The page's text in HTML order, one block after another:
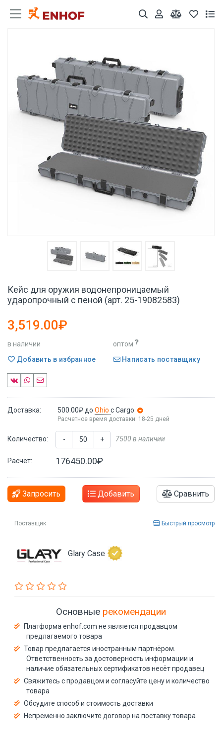
Кейс для оружия водонепроницаемый
ударопрочный с пеной (арт. 25-19082583)
3,519.00₽
в наличии
оптом
Добавить в избранное
Написать поставщику
Доставка: 500.00₽ до Ohio с Cargo
Расчетное время доставки: 18-25 дней
Количество: - + 7500 в наличии
Расчет: 176450.00₽
Запросить Добавить Сравнить
Поставщик Быстрый просмотр
Glary Case
Основные рекомендации
Платформа enhof.com не является продавцом
предлагаемого товара
Товар предлагается иностранным партнёром.
Ответственность за достоверность информации и
наличие обязательных сертификатов несёт продавец
Свяжитесь с продавцом и согласуйте цену и количество
товара
Обсудите способ и стоимость доставки
Непременно заключите договор на поставку товара